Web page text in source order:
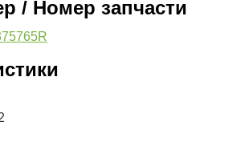
/ Номер запчасти